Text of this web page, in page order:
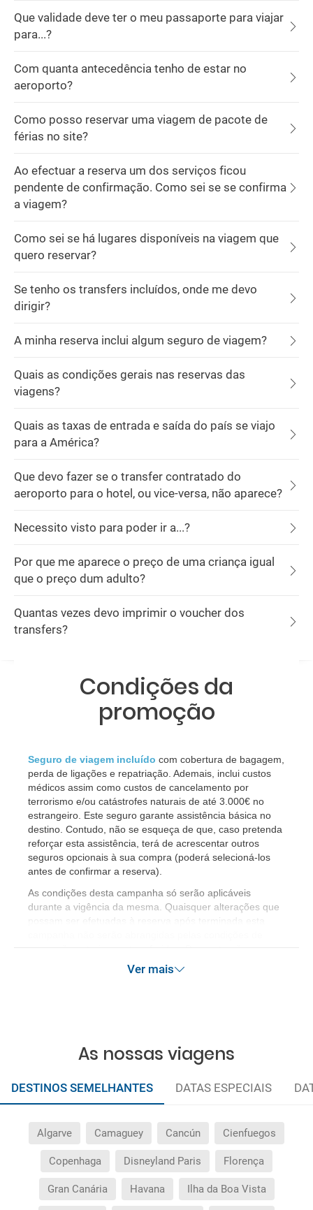
Que validade deve ter o meu passaporte para viajar
para...?
Com quanta antecedência tenho de estar no
aeroporto?
Como posso reservar uma viagem de pacote de
férias no site?
Ao efectuar a reserva um dos serviços ficou
pendente de confirmação. Como sei se se confirma
a viagem?
Como sei se há lugares disponíveis na viagem que
quero reservar?
Se tenho os transfers incluídos, onde me devo
dirigir?
A minha reserva inclui algum seguro de viagem?
Quais as condições gerais nas reservas das
viagens?
Quais as taxas de entrada e saída do país se viajo
para a América?
Que devo fazer se o transfer contratado do
aeroporto para o hotel, ou vice-versa, não aparece?
Necessito visto para poder ir a...?
Por que me aparece o preço de uma criança igual
que o preço dum adulto?
Quantas vezes devo imprimir o voucher dos
transfers?
Condições da
promoção
Seguro de viagem incluído com cobertura de bagagem,
perda de ligações e repatriação. Ademais, inclui custos
médicos assim como custos de cancelamento por
terrorismo e/ou catástrofes naturais de até 3.000€ no
estrangeiro. Este seguro garante assistência básica no
destino. Contudo, não se esqueça de que, caso pretenda
reforçar esta assistência, terá de acrescentar outros
seguros opcionais à sua compra (poderá selecioná-los
antes de confirmar a reserva).
​As condições desta campanha só serão aplicáveis
durante a vigência da mesma. Quaisquer alterações que
possam ser efetuadas à reserva após terminada esta
Ver mais
As nossas viagens
DESTINOS SEMELHANTES DATAS ESPECIAIS
Algarve Camaguey Cancún Cienfuegos
Copenhaga Disneyland Paris Florença
Gran Canária Havana Ilha da Boa Vista